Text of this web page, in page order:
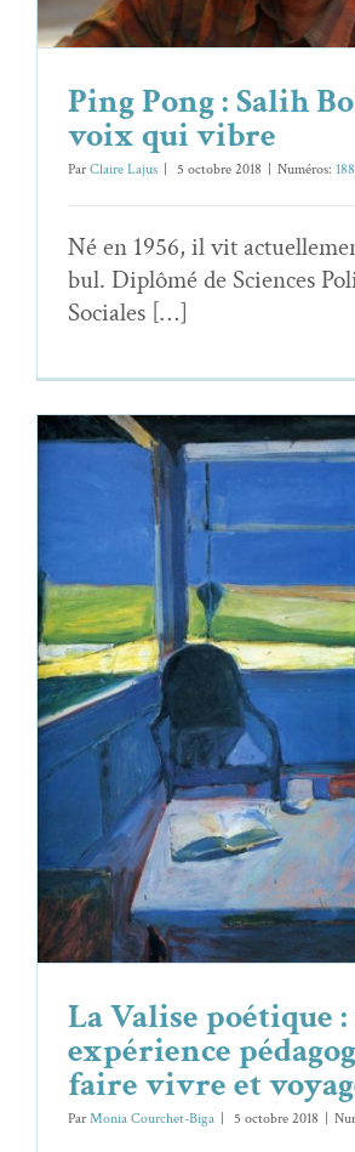
Ping Pong : Salih
voix qui vibre
ParClaire Lajus 5 octo­bre 2018 Numéros: 188
Né en 1956, il vit
bul. Diplômé de Sci­ences
Sociales […]
La Valise poétique : une
pédagogique à faire vivre
Essais & Chroniques
La Valise poétique
expérience
faire vivre et
ParMonia Courchet-Biga 5 octo­bre 2018